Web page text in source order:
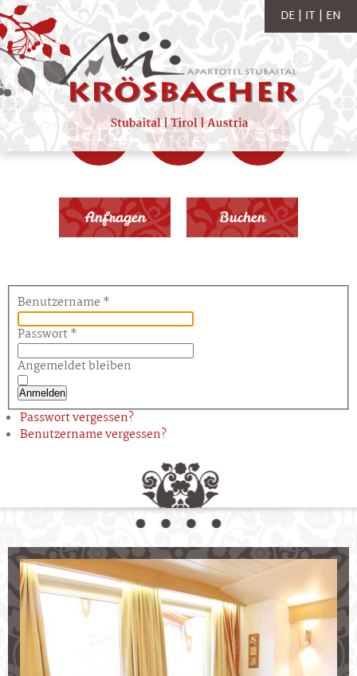
DE IT EN
Bildergalerie
Webcams
VideosWetter
Anfragen Buchen
Benutzername *
Passwort*
Angemeldet bleiben
Anmelden
Passwort vergessen?
Benutzername vergessen?
Wohnen im Aparthotel Krösbacher
Ihr Stubaier Urlaubsdomizil
Wählen Sie zwischen
komfortablen Selbstversorger-Apartments
gemütlichen
Doppelzimmern
mit Frühstück